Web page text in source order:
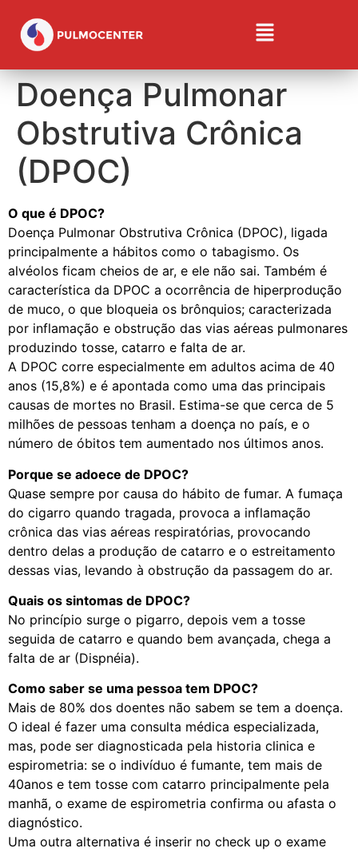
Doença Pulmonar
Obstrutiva Crônica
(DPOC)
O que é DPOC?
Doença Pulmonar Obstrutiva Crônica (DPOC), ligada
principalmente a hábitos como o tabagismo. Os
alvéolos ficam cheios de ar, e ele não sai. Também é
característica da DPOC a ocorrência de hiperprodução
de muco, o que bloqueia os brônquios; caracterizada
por inflamação e obstrução das vias aéreas pulmonares
produzindo tosse, catarro e falta de ar.
A DPOC corre especialmente em adultos acima de 40
anos (15,8%) e é apontada como uma das principais
causas de mortes no Brasil. Estima-se que cerca de 5
milhões de pessoas tenham a doença no país, e o
número de óbitos tem aumentado nos últimos anos.
Porque se adoece de DPOC?
Quase sempre por causa do hábito de fumar. A fumaça
do cigarro quando tragada, provoca a inflamação
crônica das vias aéreas respiratórias, provocando
dentro delas a produção de catarro e o estreitamento
dessas vias, levando à obstrução da passagem do ar.
Quais os sintomas de DPOC?
No princípio surge o pigarro, depois vem a tosse
seguida de catarro e quando bem avançada, chega a
falta de ar (Dispnéia).
Como saber se uma pessoa tem DPOC?
Mais de 80% dos doentes não sabem se tem a doença.
O ideal é fazer uma consulta médica especializada,
mas, pode ser diagnosticada pela historia clinica e
espirometria: se o indivíduo é fumante, tem mais de
40anos e tem tosse com catarro principalmente pela
manhã, o exame de espirometria confirma ou afasta o
diagnóstico.
Uma outra alternativa é inserir no check up o exame